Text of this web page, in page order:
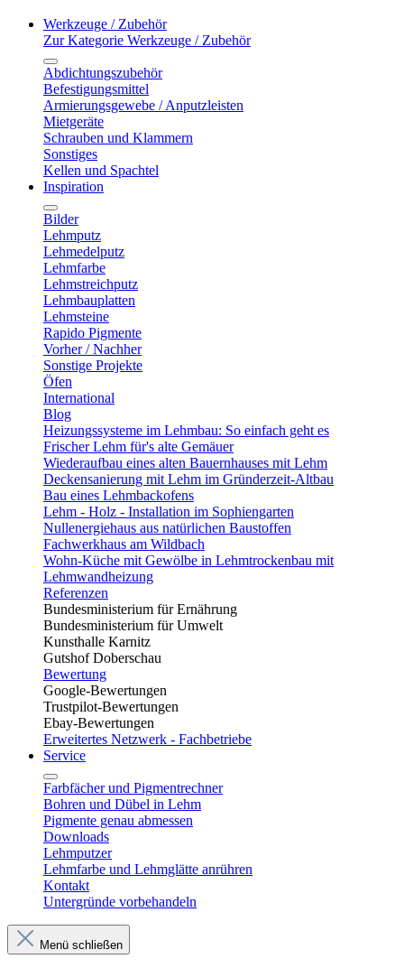
Werkzeuge / Zubehör
Zur Kategorie Werkzeuge / Zubehör
Abdichtungszubehör
Befestigungsmittel
Armierungsgewebe / Anputzleisten
Mietgeräte
Schrauben und Klammern
Sonstiges
Kellen und Spachtel
Inspiration
Bilder
Lehmputz
Lehmedelputz
Lehmfarbe
Lehmstreichputz
Lehmbauplatten
Lehmsteine
Rapido Pigmente
Vorher / Nachher
Sonstige Projekte
Öfen
International
Blog
Heizungssysteme im Lehmbau: So einfach geht es
Frischer Lehm für's alte Gemäuer
Wiederaufbau eines alten Bauernhauses mit Lehm
Deckensanierung mit Lehm im Gründerzeit-Altbau
Bau eines Lehmbackofens
Lehm - Holz - Installation im Sophiengarten
Nullenergiehaus aus natürlichen Baustoffen
Fachwerkhaus am Wildbach
Wohn-Küche mit Gewölbe in Lehmtrockenbau mit
Lehmwandheizung
Referenzen
Bundesministerium für Ernährung
Bundesministerium für Umwelt
Kunsthalle Karnitz
Gutshof Doberschau
Bewertung
Google-Bewertungen
Trustpilot-Bewertungen
Ebay-Bewertungen
Erweitertes Netzwerk - Fachbetriebe
Service
Farbfächer und Pigmentrechner
Bohren und Dübel in Lehm​
Pigmente genau abmessen
Downloads
Lehmputzer
Lehmfarbe und Lehmglätte anrühren
Kontakt
Untergründe vorbehandeln
Menü schließen